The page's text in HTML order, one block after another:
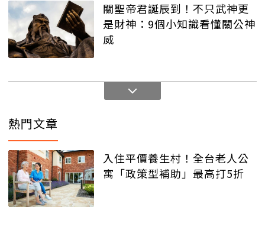
關聖帝君誕辰到！不只武神更
是財神：9個小知識看懂關公神
威
熱門文章
入住平價養生村！全台老人公
寓「政策型補助」最高打5折